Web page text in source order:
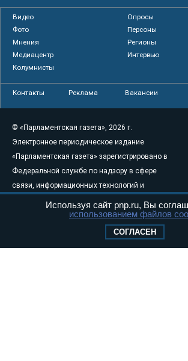
Видео
Опросы
Фото
Персоны
Мнения
Регионы
Медиацентр
Интервью
Колумнисты
Контакты Реклама Вакансии
© «Парламентская газета», 2026 г.
Электронное периодическое издание
«Парламентская газета» зарегистрировано в
Федеральной службе по надзору в сфере
связи, информационных технологий и
массовых коммуникаций (Роскомнадзор) 05
августа 2011 года. 18+
Свидетельство о регистрации Эл № ФС77-
Используя сайт pnp.ru, Вы
использованием файлов
СОГЛАСЕН